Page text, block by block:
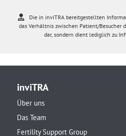
Die in inviTRA bereitgestellten
das Verhältnis zwischen Patient/Besucher
dar, sondern dient lediglich zu
inviTRA
Über uns
Das Team
Fertility Support Group